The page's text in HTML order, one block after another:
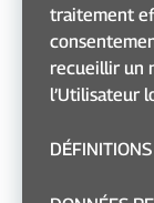
traitement
recueillir un
l’Utilisateur